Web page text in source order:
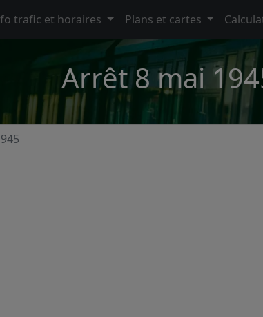
trafic et horaires Plans et cartes
Arrêt 8 mai